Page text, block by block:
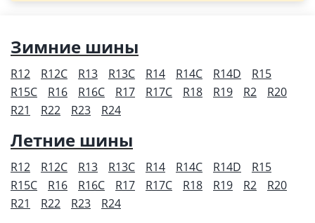
Зимние шины
R12 R12C R13 R13C R14 R14C R14D
R15
R15C
R16 R16C R17 R17C R18 R19 R2
R20
R21
R22 R23 R24
Летние шины
R12 R12C R13 R13C R14 R14C R14D
R15
R15C
R16 R16C R17 R17C R18 R19 R2
R20
R21
R22 R23 R24